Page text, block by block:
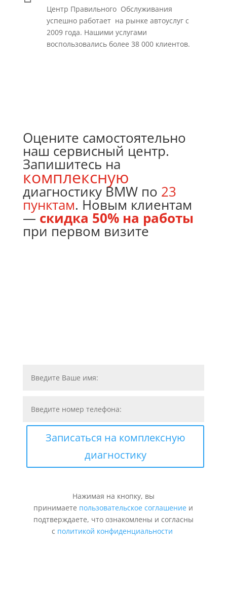
Центр Правильного Обслуживания
успешно работает на рынке автоуслуг с
2009 года. Нашими услугами
воспользовались более 38 000 клиентов.
Оцените самостоятельно
наш сервисный центр.
Запишитесь на
комплексную
диагностику BMW по 23
пунктам. Новым клиентам
— скидка 50% на работы
при первом визите
Записаться на комплексную
диагностику
Нажимая на кнопку, вы
принимаете пользовательское соглашение и
подтверждаете, что ознакомлены и согласны
с политикой конфиденциальности